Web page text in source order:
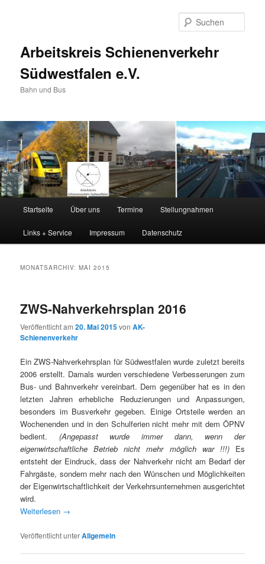
Arbeitskreis Schienenverkehr
Südwestfalen e.V.
Bahn und Bus
Startseite Über uns Termine Stellungnahmen
Links + Service Impressum Datenschutz
MONATSARCHIV:MAI 2015
ZWS-Nahverkehrsplan 2016
Veröffentlicht am20. Mai 2015vonAK-
Schienenverkehr
Ein ZWS-Nahverkehrsplan für Südwestfalen wurde zuletzt bereits
2006 erstellt. Damals wurden verschiedene Verbesserungen zum
Bus- und Bahnverkehr vereinbart. Dem gegenüber hat es in den
letzten Jahren erhebliche Reduzierungen und Anpassungen,
besonders im Busverkehr gegeben. Einige Ortsteile werden an
Wochenenden und in den Schulferien nicht mehr mit dem ÖPNV
bedient. (Angepasst wurde immer dann, wenn der
eigenwirtschaftliche Betrieb nicht mehr möglich war !!!)Es
entsteht der Eindruck, dass der Nahverkehr nicht am Bedarf der
Fahrgäste, sondern mehr nach den Wünschen und Möglichkeiten
der Eigenwirtschaftlichkeit der Verkehrsunternehmen ausgerichtet
wird.
Weiterlesen →
Veröffentlicht unterAllgemein